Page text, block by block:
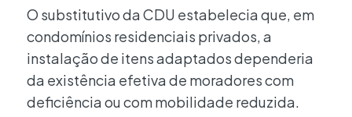
O substitutivo da CDU estabelecia que, em
condomínios residenciais privados, a
instalação de itens adaptados dependeria
da existência efetiva de moradores com
deficiência ou com mobilidade reduzida.